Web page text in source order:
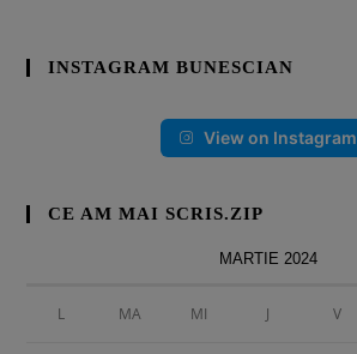
INSTAGRAM BUNESCIAN
View on Instagram
CE AM MAI SCRIS.ZIP
MARTIE 2024
L MA MI J V